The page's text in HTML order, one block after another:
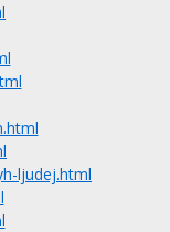
ljudej.html